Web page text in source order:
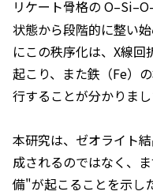
リケート骨格の
状態から段階的に整い
にこの秩序化は、X線
起こり、また鉄（Fe）
行することが分かりまし
本研究は、ゼオライト
成されるのではなく、
備"が起こることを示し